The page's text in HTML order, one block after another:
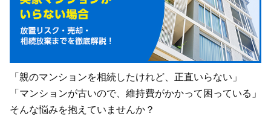
「親のマンションを相続したけれど、正直いらない」
「マンションが古いので、維持費がかかって困っている」
そんな悩みを抱えていませんか？